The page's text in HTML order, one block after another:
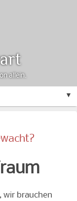
▼
allein.
wir brauchen